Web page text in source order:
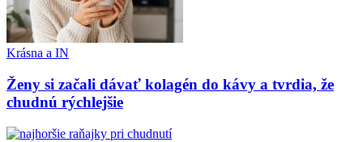
Krásna a IN
Ženy si začali dávať kolagén do kávy a tvrdia, že
chudnú rýchlejšie